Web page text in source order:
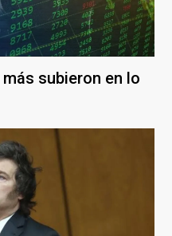
subieron en lo